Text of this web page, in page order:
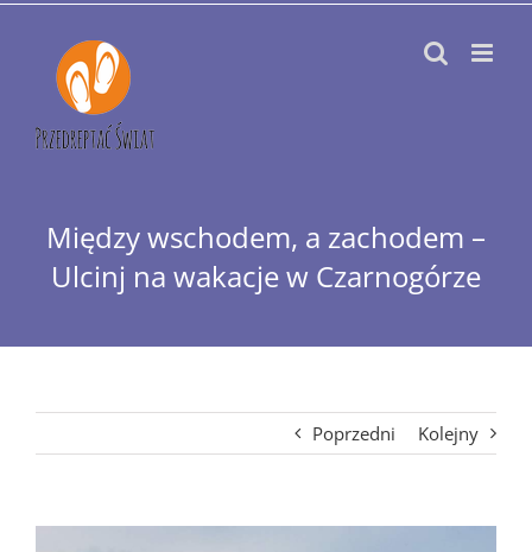
Przejdź
zawartości
Między wschodem, a zachodem –
Ulcinj na wakacje w Czarnogórze
Poprzedni Kolejny